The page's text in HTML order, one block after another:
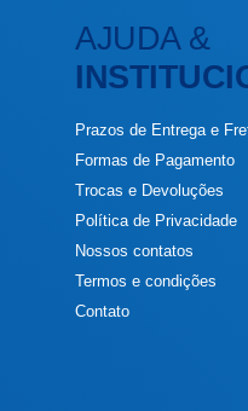
AJUDA &
Prazos de Entrega e
Formas de Pagamento
Trocas e Devoluções
Política de Privacidade
Nossos contatos
Termos e condições
Contato